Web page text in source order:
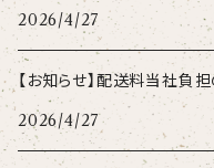
2026/4/27
【お知らせ】配送料当社負
2026/4/27